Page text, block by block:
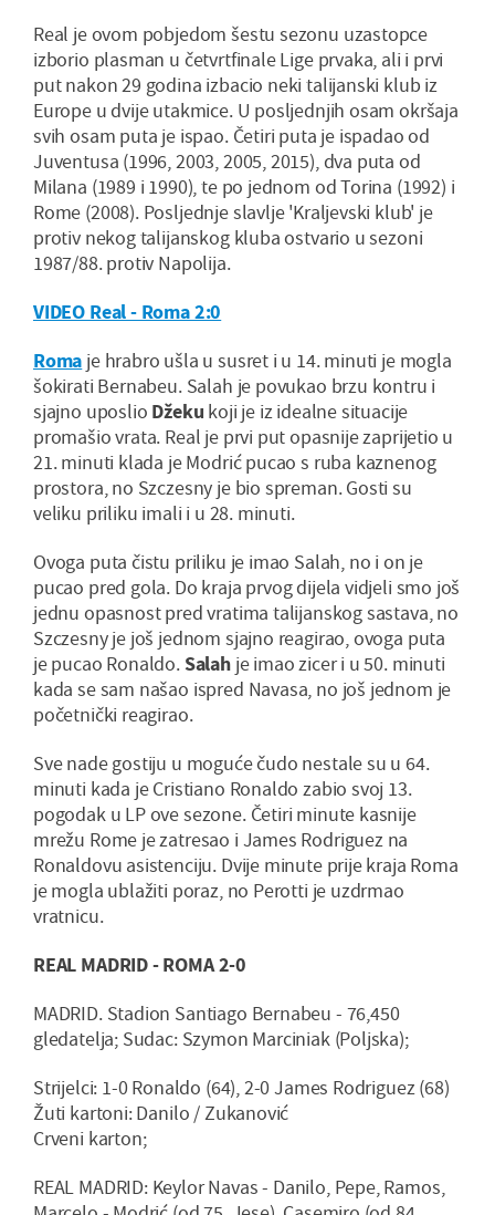
Real je ovom pobjedom šestu sezonu uzastopce
izborio plasman u četvrtfinale Lige prvaka, ali i prvi
put nakon 29 godina izbacio neki talijanski klub iz
Europe u dvije utakmice. U posljednjih osam okršaja
svih osam puta je ispao. Četiri puta je ispadao od
Juventusa (1996, 2003, 2005, 2015), dva puta od
Milana (1989 i 1990), te po jednom od Torina (1992) i
Rome (2008). Posljednje slavlje 'Kraljevski klub' je
protiv nekog talijanskog kluba ostvario u sezoni
1987/88. protiv Napolija.
VIDEO Real - Roma 2:0
Roma je hrabro ušla u susret i u 14. minuti je mogla
šokirati Bernabeu. Salah je povukao brzu kontru i
sjajno uposlio Džeku koji je iz idealne situacije
promašio vrata. Real je prvi put opasnije zaprijetio u
21. minuti klada je Modrić pucao s ruba kaznenog
prostora, no Szczesny je bio spreman. Gosti su
veliku priliku imali i u 28. minuti.
Ovoga puta čistu priliku je imao Salah, no i on je
pucao pred gola. Do kraja prvog dijela vidjeli smo još
jednu opasnost pred vratima talijanskog sastava, no
Szczesny je još jednom sjajno reagirao, ovoga puta
je pucao Ronaldo. Salahje imao zicer i u 50. minuti
kada se sam našao ispred Navasa, no još jednom je
početnički reagirao.
Sve nade gostiju u moguće čudo nestale su u 64.
minuti kada je Cristiano Ronaldo zabio svoj 13.
pogodak u LP ove sezone. Četiri minute kasnije
mrežu Rome je zatresao i James Rodriguez na
Ronaldovu asistenciju. Dvije minute prije kraja Roma
je mogla ublažiti poraz, no Perotti je uzdrmao
vratnicu.
REAL MADRID - ROMA 2-0
MADRID. Stadion Santiago Bernabeu - 76,450
gledatelja; Sudac: Szymon Marciniak (Poljska);
Strijelci: 1-0 Ronaldo (64), 2-0 James Rodriguez (68)
Žuti kartoni: Danilo / Zukanović
Crveni karton;
REAL MADRID: Keylor Navas - Danilo, Pepe, Ramos,